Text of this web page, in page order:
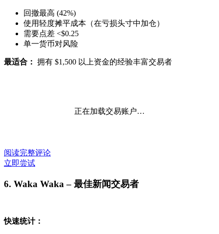
回撤最高 (42%)
使用轻度摊平成本（在亏损头寸中加仓）
需要点差 <$0.25
单一货币对风险
最适合： 拥有 $1,500 以上资金的经验丰富交易者
正在加载交易账户…
阅读完整评论
立即尝试
6. Waka Waka – 最佳新闻交易者
快速统计：